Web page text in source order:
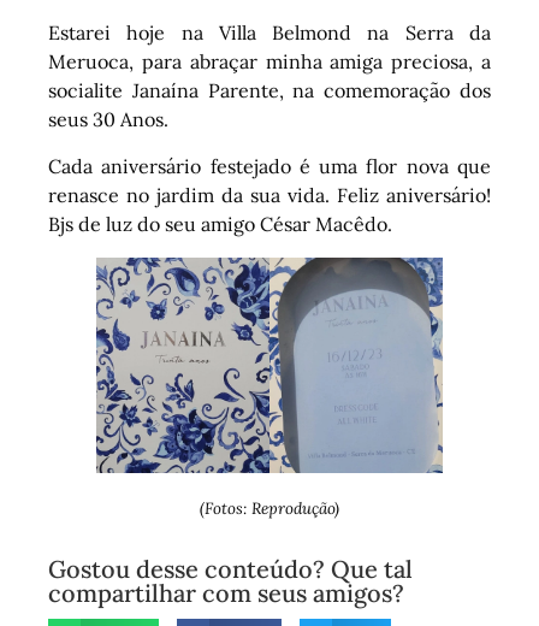
Estarei hoje na Villa Belmond na Serra da
Meruoca, para abraçar minha amiga preciosa, a
socialite Janaína Parente, na comemoração dos
seus 30 Anos.
Cada aniversário festejado é uma flor nova que
renasce no jardim da sua vida. Feliz aniversário!
Bjs de luz do seu amigo César Macêdo.
(Fotos: Reprodução)
Gostou desse conteúdo? Que tal
compartilhar com seus amigos?